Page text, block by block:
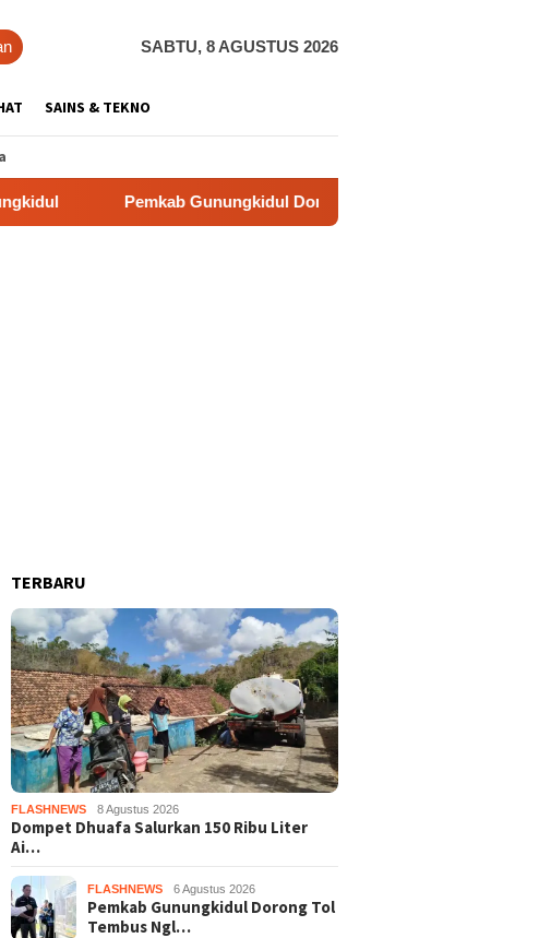
SABTU, 8 AGUSTUS 2026
SAINS & TEKNO
Gunungkidul Dorong Tol Tembus Nglanggeran, Bahas Akses Jalan
TERBARU
FLASHNEWS 8 Agustus 2026
Dompet Dhuafa Salurkan 150 Ribu Liter
Ai…
FLASHNEWS 6 Agustus 2026
Pemkab Gunungkidul Dorong Tol
Tembus Ngl…